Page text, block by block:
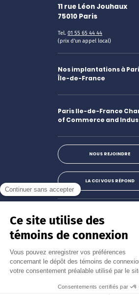
11 rue Léon Jouhaux
75010 Paris
Tel. 01 55 65 44 44
(prix d'un appel local)
Nos implantations à
Île-de-France
Paris Ile-de-France
of Commerce and
NOUS REJOINDRE
LA CCI VOUS RÉPOND
S'abonner à la